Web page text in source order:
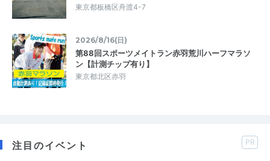
東京都板橋区舟渡4-7
2026/8/16(日)
第88回スポーツメイトラン赤羽荒川ハーフマラソ
ン【計測チップ有り】
東京都北区赤羽
注目のイベント PR